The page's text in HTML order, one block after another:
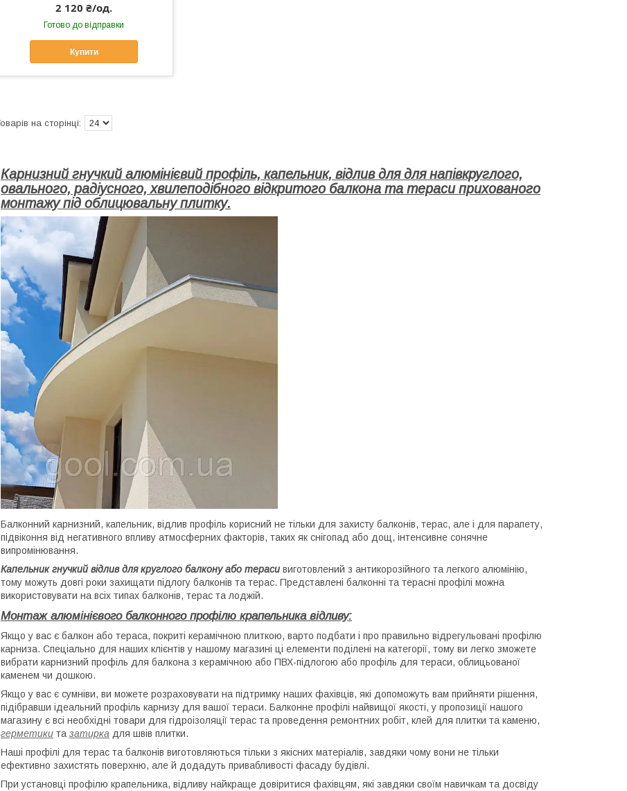
2 120 ₴/од.
Готово до відправки
Купити
Карнизнийгнучкийалюмінієвий профіль, капельник, відлив длядля напівкруглого,
овального, радіусного, хвилеподібного відкритого балкона та тераси прихованого
монтажу під облицювальну плитку.
Балконний карнизний, капельник, відлив профіль корисний не тільки для захисту балконів, терас, але і для парапету,
підвіконня від негативного впливу атмосферних факторів, таких як снігопад або дощ, інтенсивне сонячне
випромінювання.
Капельник гнучкий відлив для круглого балкону або тераси виготовлений з антикорозійного та легкого алюмінію,
тому можуть довгі роки захищати підлогу балконів та терас. Представлені балконні та терасні профілі можна
використовувати на всіх типах балконів, терас та лоджій.
Монтаж алюмінієвого балконного профілю крапельника відливу:
Якщо у вас є балкон або тераса, покриті керамічною плиткою, варто подбати і про правильно відрегульовані профілю
карниза. Спеціально для наших клієнтів у нашому магазині ці елементи поділені на категорії, тому ви легко зможете
вибрати карнизний профіль для балкона з керамічною або ПВХ-підлогою або профіль для тераси, облицьованої
каменем чи дошкою.
Якщо у вас є сумніви, ви можете розраховувати на підтримку наших фахівців, які допоможуть вам прийняти рішення,
підібравши ідеальний профіль карнизу для вашої тераси. Балконне профілі найвищої якості, у пропозиції нашого
магазину є всі необхідні товари для гідроізоляції терас та проведення ремонтних робіт, клей для плитки та каменю,
герметики та затирка для швів плитки.
Наші профілі для терас та балконів виготовляються тільки з якісних матеріалів, завдяки чому вони не тільки
ефективно захистять поверхню, але й додадуть привабливості фасаду будівлі.
При установці профілю крапельника, відливу найкраще довіритися фахівцям, які завдяки своїм навичкам та досвіду